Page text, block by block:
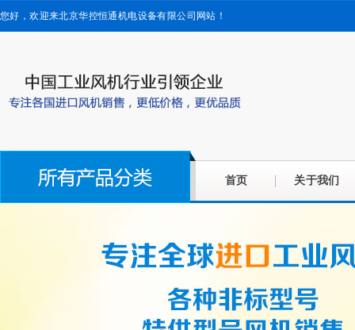
您好，欢迎来北京华控恒通机电设备有限公司网站！
首页 关于我们